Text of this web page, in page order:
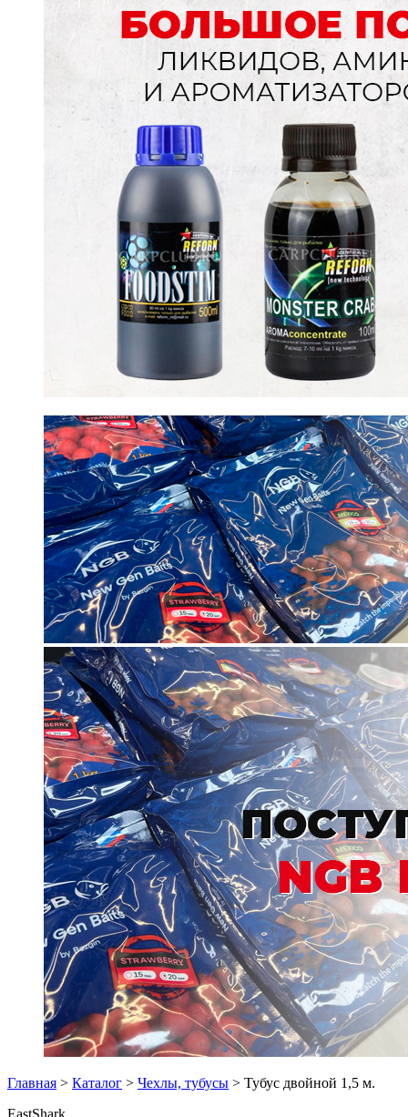
Главная > Каталог > Чехлы, тубусы > Тубус двойной 1,5 м.
EastShark